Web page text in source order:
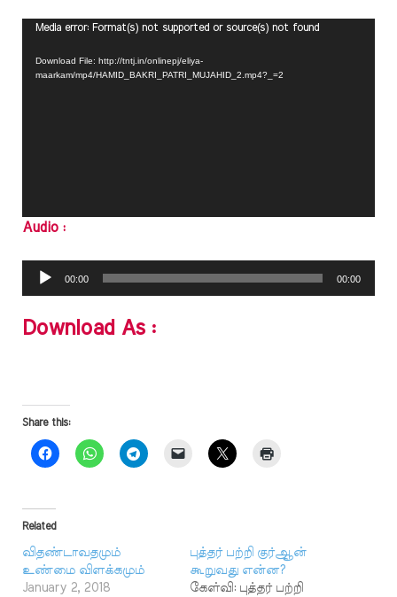
Video
Media error: Format(s) not supported or source(s) not found
Download File: http://tntj.in/onlinepj/eliya-
maarkam/mp4/HAMID_BAKRI_PATRI_MUJAHID_2.mp4?_=2
Audio :
Audio
00:00 00:00
Download As :
Share this:
Related
விதண்டாவதமும்
உண்மை விளக்கமும்
January 2, 2018
புத்தர் பற்றி குர்ஆன்
கூறுவது என்ன?
கேள்வி: புத்தர் பற்றி